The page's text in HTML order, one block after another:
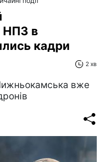
НПЗ в
кадри
2 хв
вже